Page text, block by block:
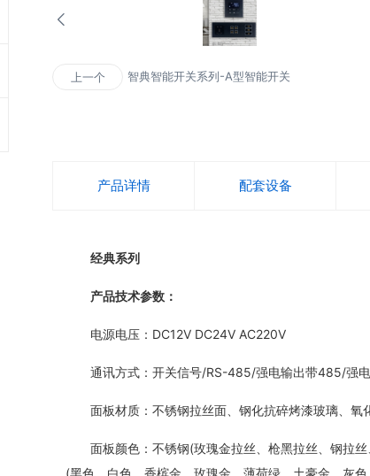
上一个 智典智能开关系列-A型智能开关
产品详情 配套设备
经典系列
产品技术参数：
电源电压：DC12V DC24V AC220V
通讯方式：开关信号/RS-485/强电输出带485/强电
面板材质：不锈钢拉丝面、钢化抗碎烤漆玻璃、氧
面板颜色：不锈钢(玫瑰金拉丝、枪黑拉丝、钢拉丝
(黑色、白色、香槟金、玫瑰金、薄荷绿、土豪金、灰